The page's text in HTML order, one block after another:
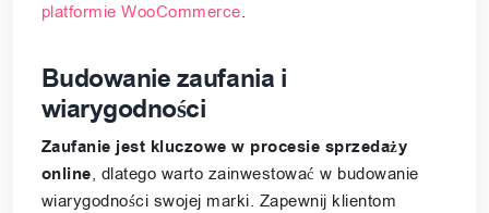
platformie WooCommerce.
Budowanie zaufania i
wiarygodności
Zaufanie jest kluczowe w procesie sprzedaży
online, dlatego warto zainwestować w budowanie
wiarygodności swojej marki. Zapewnij klientom